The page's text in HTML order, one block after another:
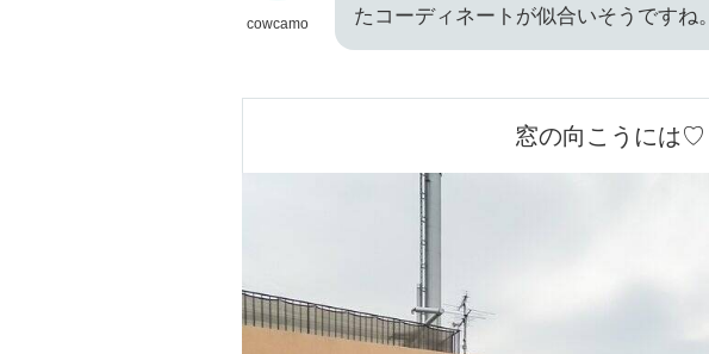
cowcamo
たコーディネートが似合いそうですね。
窓の向こうには♡